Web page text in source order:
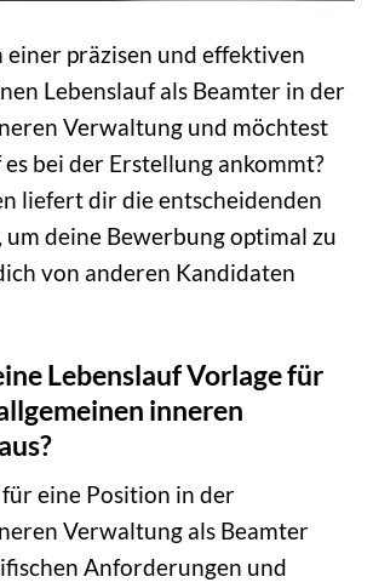
einer präzisen und effektiven
Lebenslauf als Beamter in der
Verwaltung und möchtest
bei der Erstellung ankommt?
liefert dir die entscheidenden
deine Bewerbung optimal zu
von anderen Kandidaten
Lebenslauf Vorlage für
inneren
eine Position in der
Verwaltung als Beamter
Anforderungen und